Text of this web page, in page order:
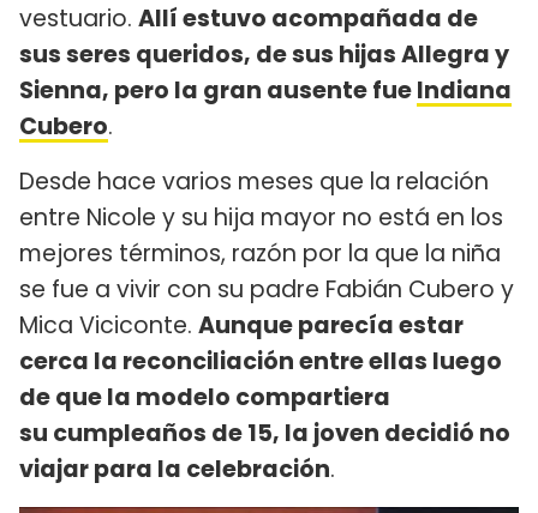
vestuario. Allí estuvo acompañada de
sus seres queridos, de sus hijas Allegra y
Sienna, pero la gran ausente fueIndiana
Cubero.
Desde hace varios meses que la relación
entre Nicole y su hija mayor no está en los
mejores términos, razón por la que la niña
se fue a vivir con su padre Fabián Cubero y
Mica Viciconte. Aunque parecía estar
cerca la reconciliación entre ellas luego
de que la modelo compartiera
su cumpleaños de 15, la joven decidió no
viajar para la celebración.